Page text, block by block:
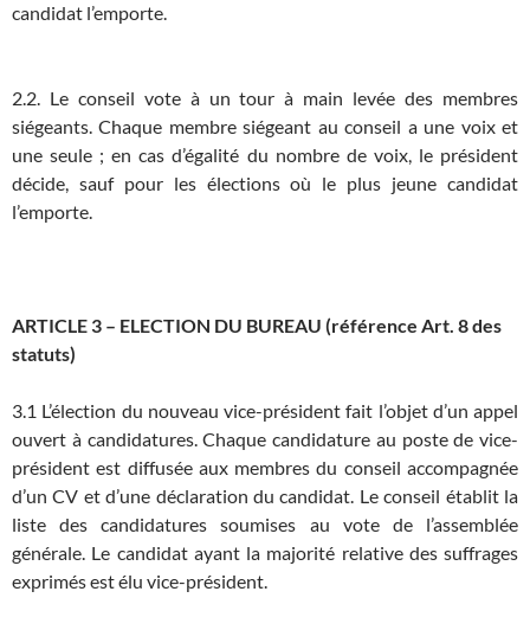
candidat l’emporte.
2.2. Le conseil vote à un tour à main levée des membres
siégeants. Chaque membre siégeant au conseil a une voix et
une seule ; en cas d’égalité du nombre de voix, le président
décide, sauf pour les élections où le plus jeune candidat
l’emporte.
ARTICLE 3 – ELECTION DU BUREAU (référence Art. 8 des
statuts)
3.1 L’élection du nouveau vice-président fait l’objet d’un appel
ouvert à candidatures. Chaque candidature au poste de vice-
président est diffusée aux membres du conseil accompagnée
d’un CV et d’une déclaration du candidat. Le conseil établit la
liste des candidatures soumises au vote de l’assemblée
générale. Le candidat ayant la majorité relative des suffrages
exprimés est élu vice-président.